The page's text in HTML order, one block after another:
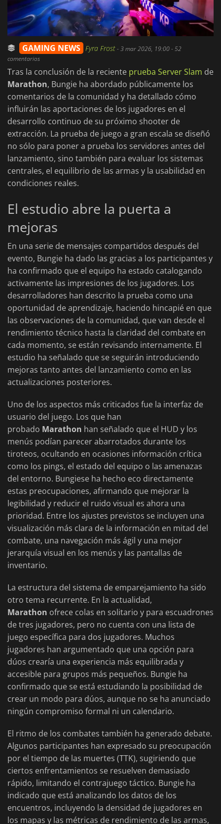
GAMING NEWS Fyra Frost-3 mar 2026, 19:00- 52
comentarios
Tras la conclusión de la reciente prueba Server Slam de
Marathon, Bungie ha abordado públicamente los
comentarios de la comunidad y ha detallado cómo
influirán las aportaciones de los jugadores en el
desarrollo continuo de su próximo shooter de
extracción. La prueba de juego a gran escala se diseñó
no sólo para poner a prueba los servidores antes del
lanzamiento, sino también para evaluar los sistemas
centrales, el equilibrio de las armas y la usabilidad en
condiciones reales.
El estudio abre la puerta a
mejoras
En una serie de mensajes compartidos después del
evento, Bungie ha dado las gracias a los participantes y
ha confirmado que el equipo ha estado catalogando
activamente las impresiones de los jugadores. Los
desarrolladores han descrito la prueba como una
oportunidad de aprendizaje, haciendo hincapié en que
las observaciones de la comunidad, que van desde el
rendimiento técnico hasta la claridad del combate en
cada momento, se están revisando internamente. El
estudio ha señalado que se seguirán introduciendo
mejoras tanto antes del lanzamiento como en las
actualizaciones posteriores.
Uno de los aspectos más criticados fue la interfaz de
usuario del juego. Los que han
probado Marathon han señalado que el HUD y los
menús podían parecer abarrotados durante los
tiroteos, ocultando en ocasiones información crítica
como los pings, el estado del equipo o las amenazas
del entorno. Bungiese ha hecho eco directamente
estas preocupaciones, afirmando que mejorar la
legibilidad y reducir el ruido visual es ahora una
prioridad. Entre los ajustes previstos se incluyen una
visualización más clara de la información en mitad del
combate, una navegación más ágil y una mejor
jerarquía visual en los menús y las pantallas de
inventario.
La estructura del sistema de emparejamiento ha sido
otro tema recurrente. En la actualidad,
Marathon ofrece colas en solitario y para escuadrones
de tres jugadores, pero no cuenta con una lista de
juego específica para dos jugadores. Muchos
jugadores han argumentado que una opción para
dúos crearía una experiencia más equilibrada y
accesible para grupos más pequeños. Bungie ha
confirmado que se está estudiando la posibilidad de
crear un modo para dúos, aunque no se ha anunciado
ningún compromiso formal ni un calendario.
El ritmo de los combates también ha generado debate.
Algunos participantes han expresado su preocupación
por el tiempo de las muertes (TTK), sugiriendo que
ciertos enfrentamientos se resuelven demasiado
rápido, limitando el contrajuego táctico. Bungie ha
indicado que está analizando los datos de los
encuentros, incluyendo la densidad de jugadores en
los mapas y las métricas de rendimiento de las armas,